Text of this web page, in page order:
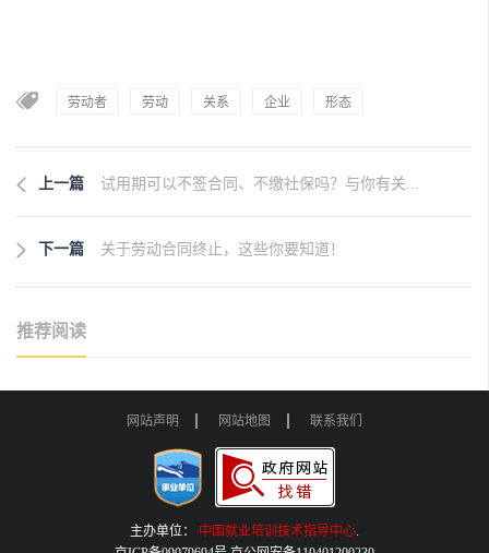
劳动者 劳动 关系 企业 形态
上一篇 试用期可以不签合同、不缴社保吗？与你有关...
下一篇 关于劳动合同终止，这些你要知道！
推荐阅读
网站声明 网站地图 联系我们
主办单位： 中国就业培训技术指导中心.